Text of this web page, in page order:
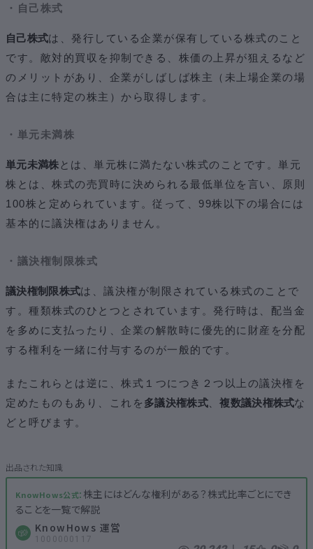
・自己株式
自己株式は、発行している企業が保有している株式のこと
です。敵対的買収を抑制できる、株価の上昇が狙えるなど
のメリットがあり、企業がしばしば株主（未上場企業の場
合は主に特定の株主）から取得します。
・単元未満株
単元未満株 とは、単元株に満たない株式のことです。単元
株とは、株式の売買時に決められる最低単位を言い、原則
100株と定められています。従って、99株以下の場合には
基本的に議決権はありません。
・議決権制限株式
議決権制限株式は、議決権が制限されている株式のことで
す。種類株式のひとつとされています。発行時は、配当金
を多めに支払ったり、企業の解散時に優先的に財産を分配
する権利を一緒に付与するのが一般的です。
またこれらとは逆に、株式１つにつき２つ以上の議決権を
定めたものもあり、これを 多議決権株式、複数議決権株式な
どと呼びます。
株主にはどんな権利がある？株式比率ごとにでき
ることを一覧で解説
KnowHows 運営
1000000117